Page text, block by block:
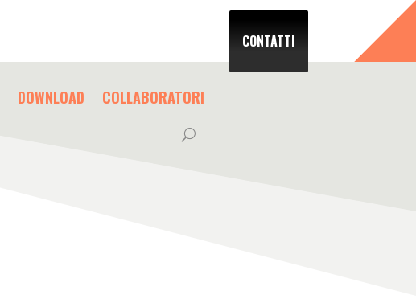
DOWNLOAD COLLABORATORI
CONTATTI